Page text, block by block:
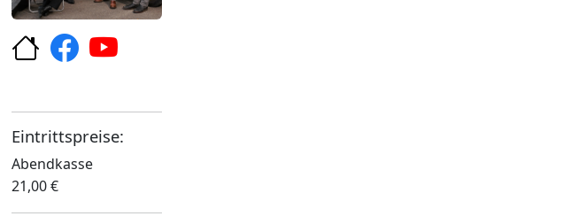
Eintrittspreise:
Abendkasse
21,00 €